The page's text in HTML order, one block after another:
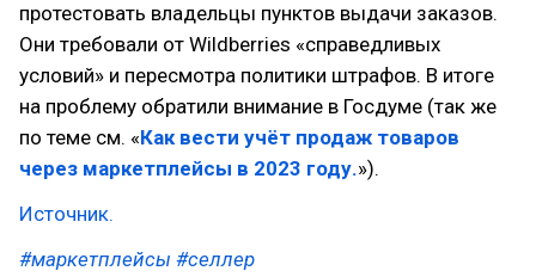
протестовать владельцы пунктов выдачи заказов.
Они требовали от Wildberries «справедливых
условий» и пересмотра политики штрафов. В итоге
на проблему обратили внимание в Госдуме (так же
по теме см. «Как вести учёт продаж товаров
через маркетплейсы в 2023 году.»).
Источник.
#маркетплейсы #селлер